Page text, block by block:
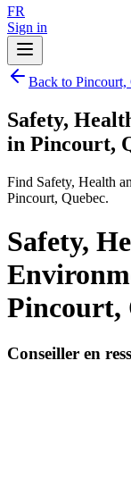
FR
Sign in
Back to Pincourt,
Safety,
in Pincourt,
Find Safety, Health
Pincourt, Quebec.
Safety,
Pincourt,
Conseiller en